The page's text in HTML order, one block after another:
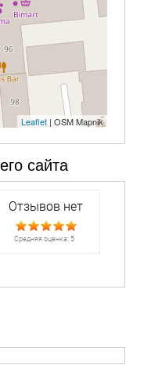
Leaflet| OSM Mapnik
сайта